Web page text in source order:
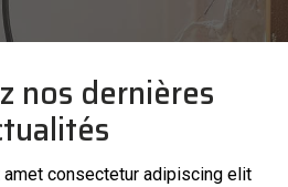
nos dernières
consectetur adipiscing elit